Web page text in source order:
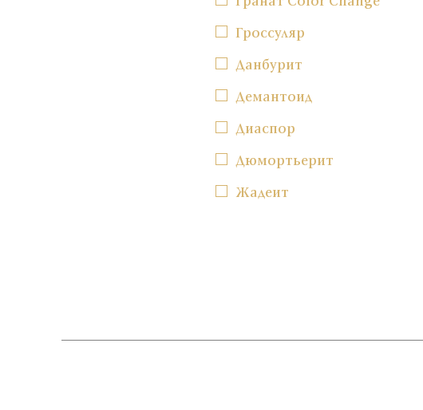
Гроссуляр
Данбурит
Демантоид
Диаспор
Дюмортьерит
Жадеит